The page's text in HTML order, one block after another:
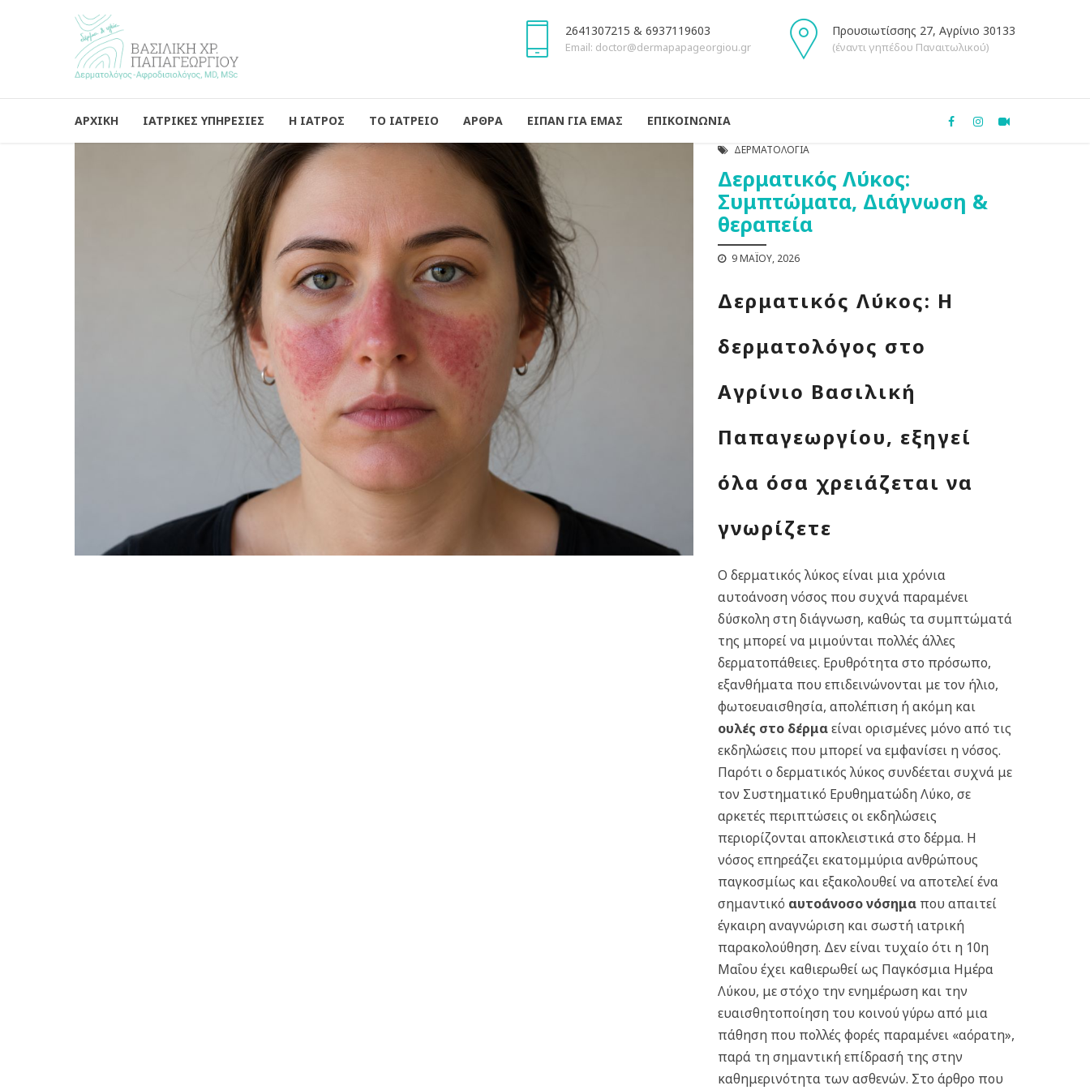
2641307215 & 6937119603
Email: doctor@dermapapageorgiou.gr
Προυσιωτίσσης 27, Αγρίνιο 30133
(έναντι γηπέδου Παναιτωλικού)
ΑΡΧΙΚΗ ΙΑΤΡΙΚΕΣ ΥΠΗΡΕΣΙΕΣ Η ΙΑΤΡΟΣ ΤΟ ΙΑΤΡΕΙΟ ΑΡΘΡΑ ΕΙΠΑΝ ΓΙΑ ΕΜΑΣ ΕΠΙΚΟΙΝΩΝΙΑ
ΔΕΡΜΑΤΟΛΟΓΊΑ
Δερματικός Λύκος:
Συμπτώματα, Διάγνωση &
θεραπεία
9 ΜΑΪ́ΟΥ, 2026
Δερματικός Λύκος: Η
δερματολόγος στο
Αγρίνιο Βασιλική
Παπαγεωργίου, εξηγεί
όλα όσα χρειάζεται να
γνωρίζετε
Ο δερματικός λύκος είναι μια χρόνια
αυτοάνοση νόσος που συχνά παραμένει
δύσκολη στη διάγνωση, καθώς τα συμπτώματά
της μπορεί να μιμούνται πολλές άλλες
δερματοπάθειες. Ερυθρότητα στο πρόσωπο,
εξανθήματα που επιδεινώνονται με τον ήλιο,
φωτοευαισθησία, απολέπιση ή ακόμη και
ουλές στο δέρμαείναι ορισμένες μόνο από τις
εκδηλώσεις που μπορεί να εμφανίσει η νόσος.
Παρότι ο δερματικός λύκος συνδέεται συχνά με
τον Συστηματικό Ερυθηματώδη Λύκο, σε
αρκετές περιπτώσεις οι εκδηλώσεις
περιορίζονται αποκλειστικά στο δέρμα. Η
νόσος επηρεάζει εκατομμύρια ανθρώπους
παγκοσμίως και εξακολουθεί να αποτελεί ένα
σημαντικό αυτοάνοσο νόσημα που απαιτεί
έγκαιρη αναγνώριση και σωστή ιατρική
παρακολούθηση. Δεν είναι τυχαίο ότι η 10η
Μαΐου έχει καθιερωθεί ως Παγκόσμια Ημέρα
Λύκου, με στόχο την ενημέρωση και την
ευαισθητοποίηση του κοινού γύρω από μια
πάθηση που πολλές φορές παραμένει «αόρατη»,
παρά τη σημαντική επίδρασή της στην
καθημερινότητα των ασθενών. Στο άρθρο που